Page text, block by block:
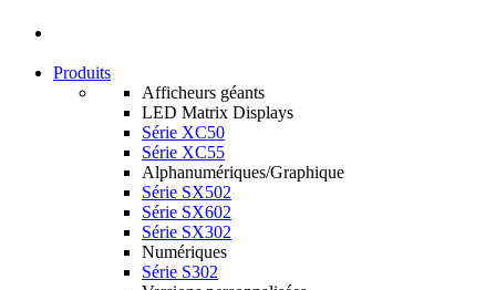
Produits
Afficheurs géants
LED Matrix Displays
Série XC50
Série XC55
Alphanumériques/Graphique
Série SX502
Série SX602
Série SX302
Numériques
Série S302